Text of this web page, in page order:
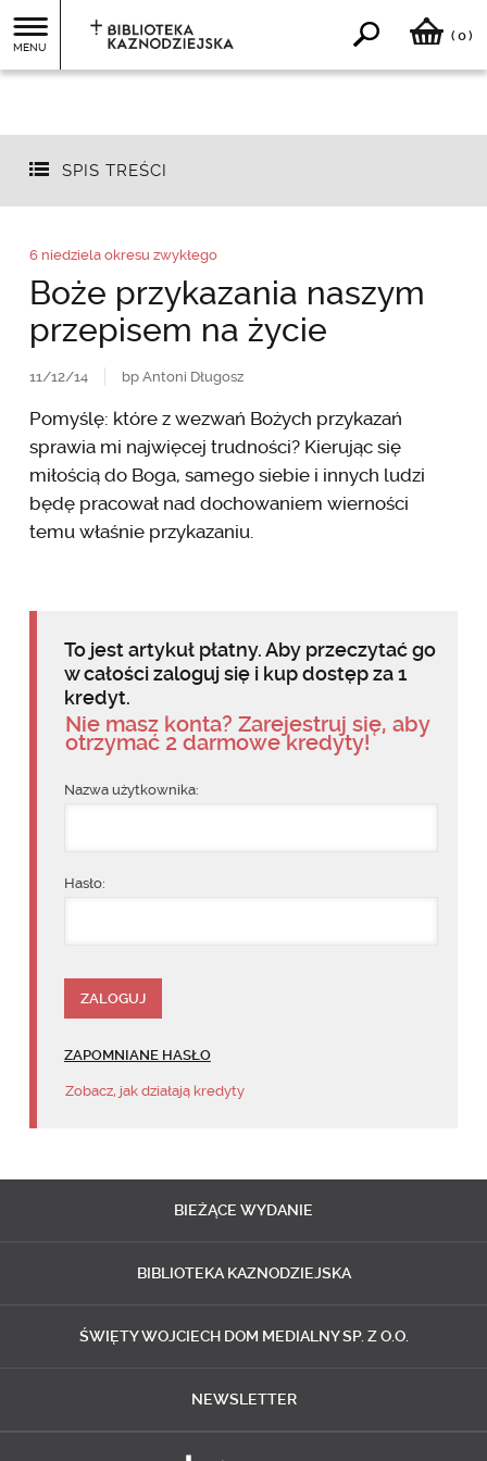
MENU
( 0)
SPIS TREŚCI
6 niedziela okresu zwykłego
Boże przykazania naszym
przepisem na życie
11/12/14 bp Antoni Długosz
Pomyślę: które z wezwań Bożych przykazań
sprawia mi najwięcej trudności? Kierując się
miłością do Boga, samego siebie i innych ludzi
będę pracował nad dochowaniem wierności
temu właśnie przykazaniu.
To jest artykuł płatny. Aby przeczytać go
w całości zaloguj się i kup dostęp za 1
kredyt.
Nie masz konta? Zarejestruj się, aby
otrzymać 2 darmowe kredyty!
Nazwa użytkownika:
Hasło:
ZAPOMNIANE HASŁO
Zobacz, jak działają kredyty
BIEŻĄCE WYDANIE
BIBLIOTEKA KAZNODZIEJSKA
ŚWIĘTY WOJCIECH DOM MEDIALNY SP. Z O.O.
NEWSLETTER